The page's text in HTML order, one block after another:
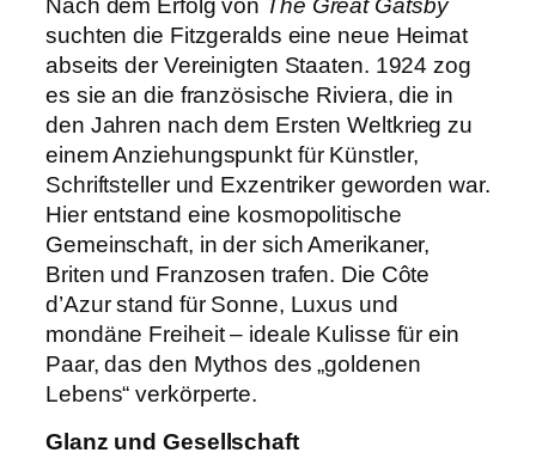
suchten die Fitzgeralds eine neue Heimat
abseits der Vereinigten Staaten. 1924 zog
es sie an die französische Riviera, die in
den Jahren nach dem Ersten Weltkrieg zu
einem Anziehungspunkt für Künstler,
Schriftsteller und Exzentriker geworden war.
Hier entstand eine kosmopolitische
Gemeinschaft, in der sich Amerikaner,
Briten und Franzosen trafen. Die Côte
d’Azur stand für Sonne, Luxus und
mondäne Freiheit – ideale Kulisse für ein
Paar, das den Mythos des „goldenen
Lebens“ verkörperte.
Glanz und Gesellschaft